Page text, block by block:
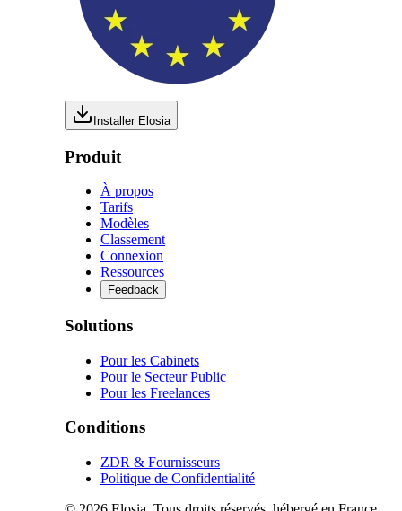
Installer Elosia
Produit
À propos
Tarifs
Modèles
Classement
Connexion
Ressources
Feedback
Solutions
Pour les Cabinets
Pour le Secteur Public
Pour les Freelances
Conditions
ZDR & Fournisseurs
Politique de Confidentialité